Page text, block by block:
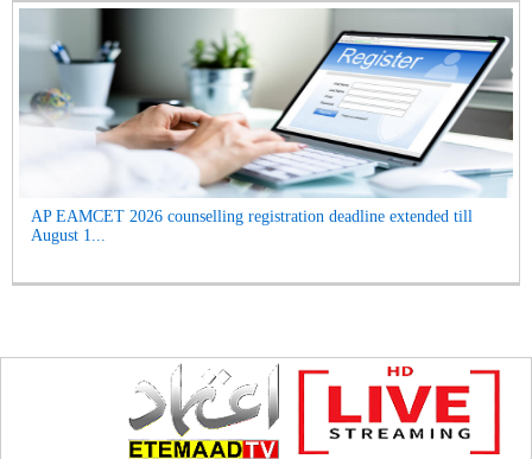
AP EAMCET 2026 counselling registration deadline extended till
August 1...